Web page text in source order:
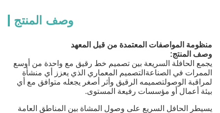
وصف المنتج
منظومة المواصفات المعتمدة من قبل المعهد
وصف المنتج:
يجمع الحافلة السريعة بين تصميم خط رقيق مع واحدة من أوسع
الممرات في الصناعةالتصميم المعماري الذي يعزز أي منشأة
لمراقبة الوصولتصميمه الرقيق وأثر أصغر يجعله متوافق مع أي
بيئة أعمال أو مؤسسات رفيعة المستوى.
يسيطر الحافل السريع على وصول المشاة بين المناطق العامة